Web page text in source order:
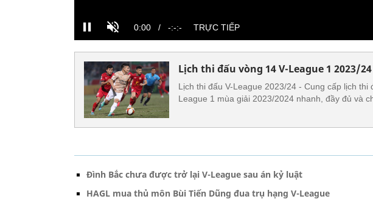
Lịch thi đấu vòng 14 V-League 1 2023/
Lịch thi đấu V-League 2023/24 - Cung cấp lịch thi
League 1 mùa giải 2023/2024 nhanh, đầy đủ và
Đình Bắc chưa được trở lại V-League sau án kỷ luật
HAGL mua thủ môn Bùi Tiến Dũng đua trụ hạng V-League